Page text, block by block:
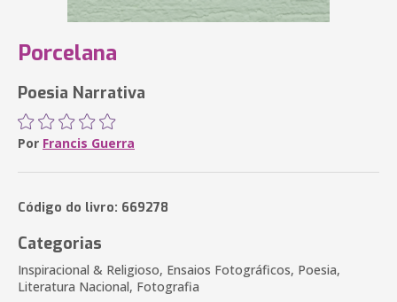
Porcelana
Poesia Narrativa
Por Francis Guerra
Código do livro: 669278
Categorias
Inspiracional & Religioso, Ensaios Fotográficos, Poesia,
Literatura Nacional, Fotografia